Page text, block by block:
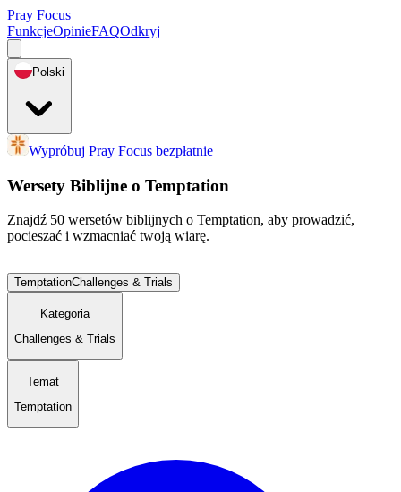
Pray Focus
FunkcjeOpinieFAQOdkryj
Polski
Wypróbuj Pray Focus bezpłatnie
Wersety Biblijne o Temptation
Znajdź 50 wersetów biblijnych o Temptation, aby prowadzić,
pocieszać i wzmacniać twoją wiarę.
TemptationChallenges & Trials
Kategoria
Challenges & Trials
Temat
Temptation